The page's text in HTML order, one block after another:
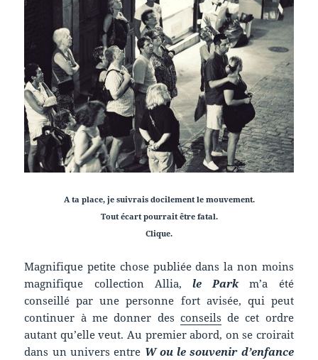
A ta place, je suivrais docilement le mouvement.
Tout écart pourrait être fatal.
Clique.
Magnifique petite chose publiée dans la non moins
magnifique collection Allia, le Parkm’a été
conseillé par une personne fort avisée, qui peut
continuer à me donner des conseils de cet ordre
autant qu’elle veut. Au premier abord, on se croirait
dans un univers entre W ou le souvenir d’enfance